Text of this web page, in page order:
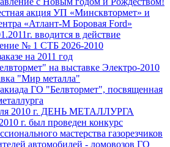
акция УП «Минсквтормет» и
«Атлант-М Боровая Ford»
вводится в действие
№ 1 СТБ 2026-2010
на 2011 год
на выставке Электро-2010
"Мир металла"
ГО "Белвтормет", посвященная
2010 г. ДЕНЬ МЕТАЛЛУРГА
г. был проведен конкурс
мастерства газорезчиков
автомобилей - ломовозов ГО